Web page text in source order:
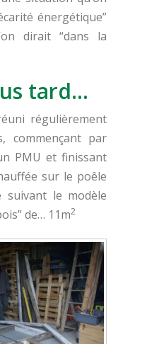
énergétique”
dirait “dans la
tard…
régulièrement
commençant par
PMU et finissant
sur le poêle
suivant le modèle
de… 11m2